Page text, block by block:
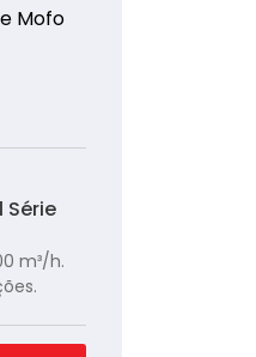
Mofo
m³/h.